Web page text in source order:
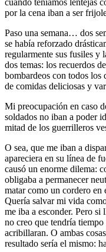
por la cena iban a ser
Paso una semana… dos
se había reforzado
regularmente sus fusiles y
dos temas: los recuerdos
bombardeos con todos los
de comidas deliciosas y
Mi preocupación en caso
soldados no iban a poder
mitad de los guerrilleros
O sea, que me iban a
apareciera en su línea de
causó un enorme dilema:
obligaba a permanecer
matar como un cordero
Quería salvar mi vida
me iba a esconder. Pero si
no creo que tendría
acribillaran. O ambas
resultado sería el mismo: